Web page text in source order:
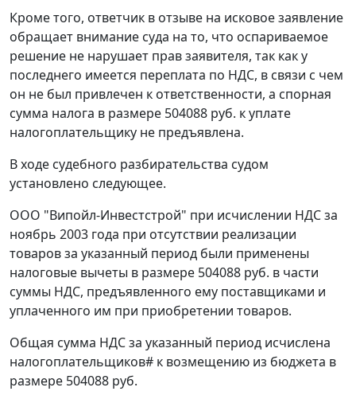
Кроме того, ответчик в отзыве на исковое заявление
обращает внимание суда на то, что оспариваемое
решение не нарушает прав заявителя, так как у
последнего имеется переплата по НДС, в связи с чем
он не был привлечен к ответственности, а спорная
сумма налога в размере 504088 руб. к уплате
налогоплательщику не предъявлена.
В ходе судебного разбирательства судом
установлено следующее.
ООО "Випойл-Инвестстрой" при исчислении НДС за
ноябрь 2003 года при отсутствии реализации
товаров за указанный период были применены
налоговые вычеты в размере 504088 руб. в части
суммы НДС, предъявленного ему поставщиками и
уплаченного им при приобретении товаров.
Общая сумма НДС за указанный период исчислена
налогоплательщиков# к возмещению из бюджета в
размере 504088 руб.